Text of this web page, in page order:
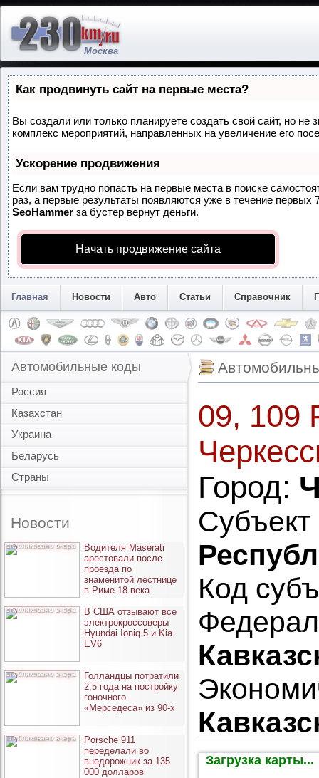
Москва
Как продвинуть сайт на первые места?
Вы создали или только планируете создать свой сайт, но
комплекс мероприятий, направленных на увеличение его
Ускорение продвижения
Если вам трудно попасть на первые места в поиске
раз, а первые результаты появляются уже в течение
SeoHammer за бустер вернут деньги.
Начать продвижение сайта
Главная Новости Авто Статьи Справочник
Автомобильные коды
Россия
Казахстан
Украина
Беларусь
Страны
Новости
опубликовано вчера
Водителя Maserati
арестовали после
проезда по
знаменитой лестнице
в Риме 18 века
опубликовано вчера
В США отзывают все
электрокроссоверы
Hyundai Ioniq 5 и Kia
EV6
опубликовано вчера
Голландцы потратили
2,5 года на постройку
гоночного
«Мерседеса» из 90-х
опубликовано вчера
Porsche 911
переделали во
внедорожник за 135
000 долларов
09, 109
Город:
Код
Загрузка карты...